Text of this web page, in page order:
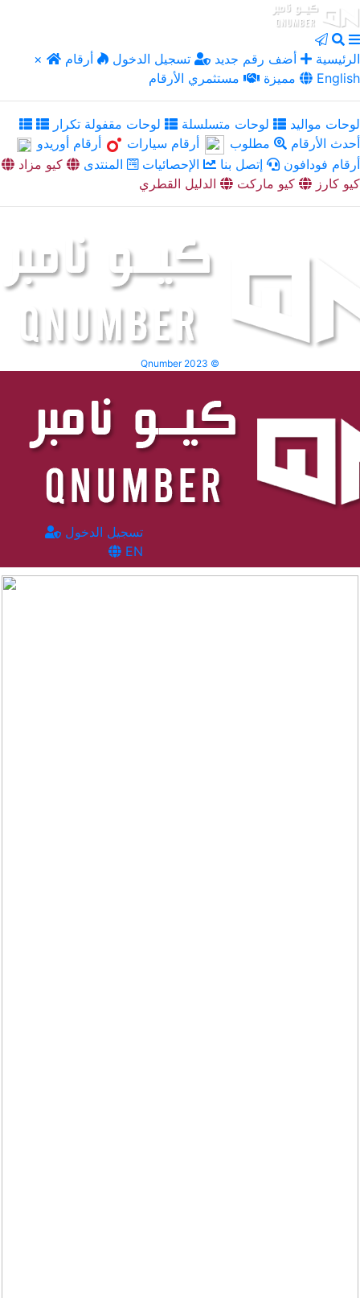
× الرئيسية أضف رقم جديد تسجيل الدخول
أرقام
مميزة
مستثمري الأرقام English
لوحات مواليد لوحات متسلسلة
لوحات مقفولة تكرار
أحدث الأرقام
مطلوب أرقام سيارات
أرقام أوريدو
أرقام فودافون
إتصل بنا الإحصائيات المنتدى
كيو مزاد
كيو كارز
كيو ماركت الدليل القطري
Qnumber 2023 ©
تسجيل الدخول
EN